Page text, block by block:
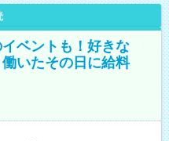
ベントも！好きな
いたその日に給料